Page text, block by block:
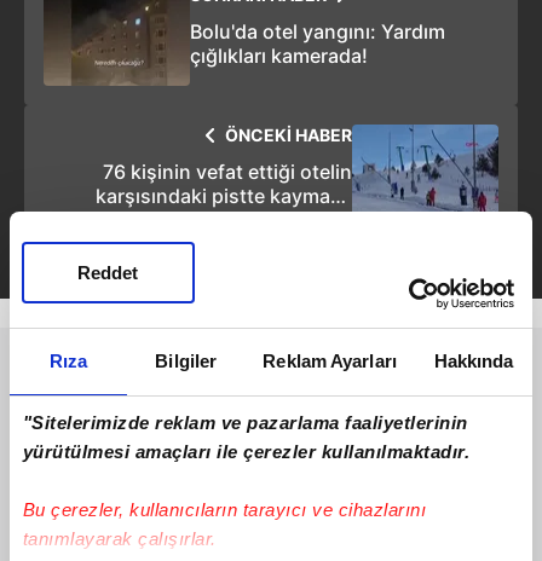
Rıza Bilgiler Reklam Ayarları Hakkında
"Sitelerimizde reklam ve pazarlama faaliyetlerinin
yürütülmesi amaçları ile çerezler kullanılmaktadır.
Bu çerezler, kullanıcıların tarayıcı ve cihazlarını
tanımlayarak çalışırlar.
Reddet
Bolu'da otel yangını: Yardım
çığlıkları kamerada!
ÖNCEKİ HABER
76 kişinin vefat ettiği otelin
karşısındaki pistte kaymaya
devam ettiler!